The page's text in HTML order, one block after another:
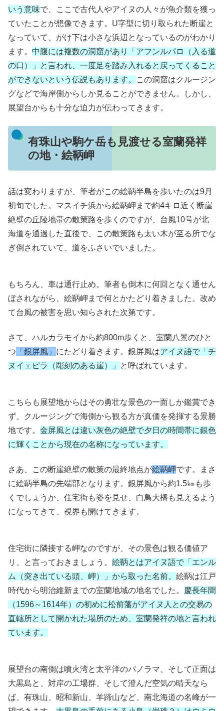
いう意味で、ここで古代人やアイヌの人々が魚介類を獲っ
ていたことが想像できます。U字型に切り取られた断崖と
なっていて、がけ下は小さな浜辺となっているのがわかり
ます。 中腹には複数の洞窟があり「アフンルパロ（入る道
の口）」と言われ、一度足を踏み入れると戻ってくること
ができないという伝説もあります。
この洞窟はクルージン
グなどで海岸側からしか見ることができません。しかし、
展望台からも十分な迫力が伝わってきます。
有珠山や駒ケ岳も見渡せる室蘭発祥
の地・絵鞆岬
話は変わりますが、筆者がこの絵鞆半島を歩いたのは9月
初旬でした。マスイチ浜から絵鞆岬まで約4キロ近く断崖
絶壁の丘陵地帯の散策路を歩くのですが、台風10号が北
海道を通過した直後で、この散策路も太い木が至る所でな
ぎ倒されていて、道をふさいでいました。
もちろん、車は通行止め。筆者も倒木に何回となく通せん
ぼされながら、絵鞆岬まで何とかたどり着きました。改め
て台風の被害を思い知らされた次第です。
さて、ハルカラモイから約800m歩くと、室蘭八景のひと
つ 「銀屏風」 にたどり着きます。銀屏風はアイヌ語で「チ
ヌイェピラ（彫刻のある崖）」
と呼ばれています。
こちらも展望地からはその勇壮な景色の一面しか鑑賞でき
ず、クルージングで海側から観る方が真価を発揮する景勝
地です。 金屏風とは違い灰色の絶壁で夕日の時間帯に銀色
に輝くことから現在の名称になっています。
さあ、この断崖絶壁の散策の最終地点が絵鞆岬です。まさ
に絵鞆半島の先端部となります。銀屏風から約1.5㎞も歩
くでしょうか、住宅街も姿を見せ、白鳥大橋も見えるよう
になってきて、視界も開けてきます。
住宅街に隣接する岬なのですが、その景色は観る価値ア
リ、と言っておきましょう。 絵鞆とはアイヌ語で「エンル
ム（突き出ている頭、岬）」から取った名前。 絵鞆は江戸
時代から明治維新までの室蘭地域の地名でした。
慶長年間
（1596～1614年）の初めに松前藩がアイヌ人との交易の
直轄所として開かれた場所のため、室蘭発祥の地と言われ
ています。
展望台の南側は噴火湾と太平洋のパノラマ、そして正面は
大黒島と、対岸の工場群、そして澄んだ空気の晴天なら
ば、有珠山、昭和新山、羊蹄山など、南北海道の名峰が一